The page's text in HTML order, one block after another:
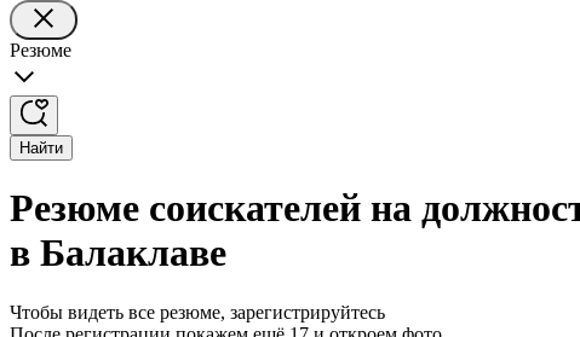
Резюме
Найти
Резюме соискателей на
в Балаклаве
Чтобы видеть все резюме, зарегистрируйтесь